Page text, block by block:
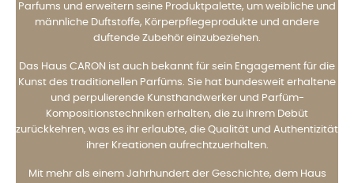
Parfums und erweitern seine Produktpalette, um weibliche und
männliche Duftstoffe, Körperpflegeprodukte und andere
duftende Zubehör einzubeziehen.
Das Haus CARON ist auch bekannt für sein Engagement für die
Kunst des traditionellen Parfüms. Sie hat bundesweit erhaltene
und perpulierende Kunsthandwerker und Parfüm-
Kompositionstechniken erhalten, die zu ihrem Debüt
zurückkehren, was es ihr erlaubte, die Qualität und Authentizität
ihrer Kreationen aufrechtzuerhalten.
Mit mehr als einem Jahrhundert der Geschichte, dem Haus